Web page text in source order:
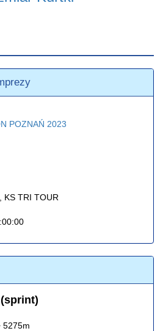
POZNAŃ 2023
KS TRI TOUR
5275m